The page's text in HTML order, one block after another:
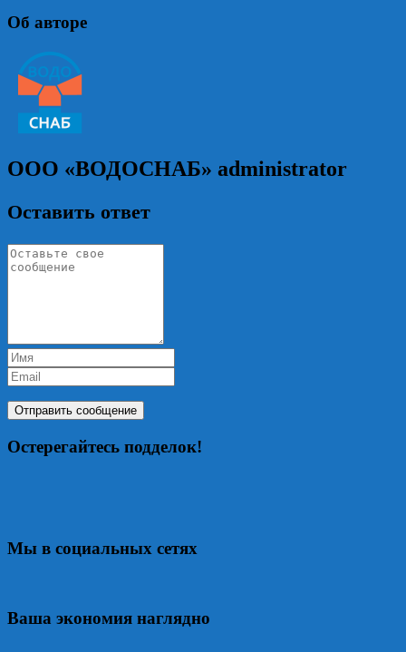
Об авторе
ООО «ВОДОСНАБ» administrator
Оставить ответ
Остерегайтесь подделок!
Мы в социальных сетях
Ваша экономия наглядно